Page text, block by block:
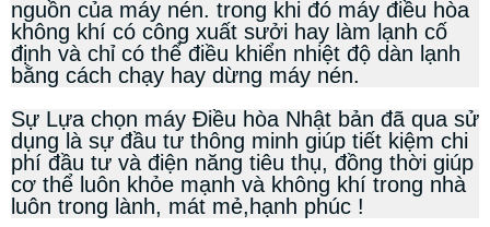
nguồn của máy nén. trong khi đó máy điều hòa
không khí có công xuất sưởi hay làm lạnh cố
định và chỉ có thể điều khiển nhiệt độ dàn lạnh
bằng cách chạy hay dừng máy nén.
Sự Lựa chọn máy Điều hòa Nhật bản đã qua sử
dụng là sự đầu tư thông minh giúp tiết kiệm chi
phí đầu tư và điện năng tiêu thụ, đồng thời giúp
cơ thể luôn khỏe mạnh và không khí trong nhà
luôn trong lành, mát mẻ,hạnh phúc !